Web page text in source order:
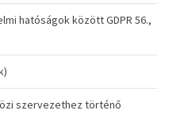
hatóságok között GDPR 56.,
szervezethez történő